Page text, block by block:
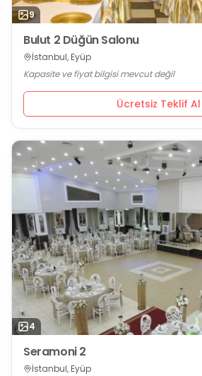
9
Bulut 2 Düğün Salonu
İstanbul, Eyüp
Kapasite ve fiyat bilgisi mevcut değil
Ücretsiz Teklif Al
4
Seramoni 2
İstanbul, Eyüp